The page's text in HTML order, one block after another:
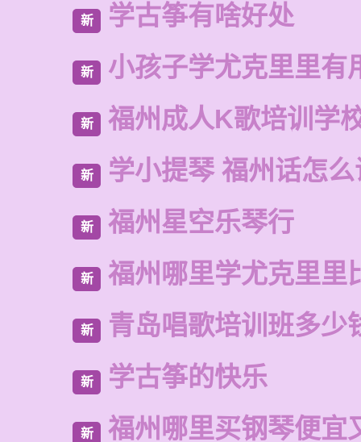
新 学古筝有啥好处
新 小孩子学尤克里里有
新 福州成人K歌培训学
新 学小提琴 福州话怎
新 福州星空乐琴行
新 福州哪里学尤克里里
新 青岛唱歌培训班多少
新 学古筝的快乐
新 福州哪里买钢琴便宜